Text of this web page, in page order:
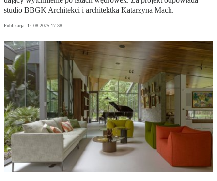
studio BBGK Architekci i architektka Katarzyna Mach.
Publikacja: 14.08.2025 17:38